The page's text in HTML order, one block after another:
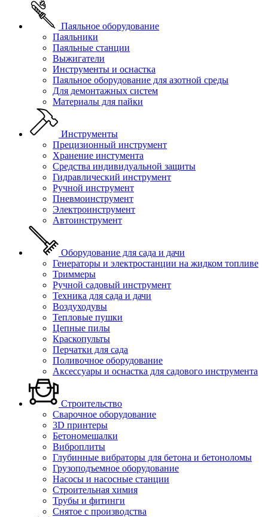
Паяльное оборудование
Паяльники
Паяльные станции
Выжигатели
Инструменты и оснастка
Паяльное оборудование для азотной среды
Для демонтажных систем
Материалы для пайки
Инструменты
Прецизионный инструмент
Хранение инстумента
Средства индивидуальной защиты
Гидравлический инструмент
Ручной инструмент
Пневмоинструмент
Электроинструмент
Автоинструмент
Оборудование для сада и дачи
Генераторы и электростанции на жидком топливе
Триммеры
Ручной садовый инструмент
Техника для сада и дачи
Воздуходувы
Тепловые пушки
Цепные пилы
Краскопульты
Перчатки для сада
Поливочное оборудование
Аксессуары и оснастка для садового инструмента
Строительство
Сварочное оборудование
3D принтеры
Бетономешалки
Виброплиты
Глубинные вибраторы для бетона и бетоноломы
Грузоподъемное оборудование
Насосы и насосные станции
Строительная химия
Трубы и фитинги
Снятое с производства